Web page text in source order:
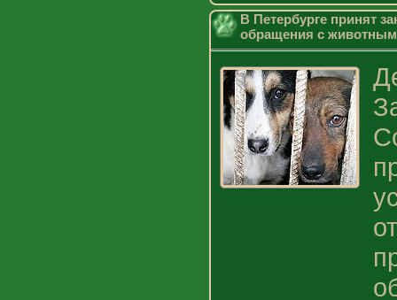
В Петербурге принят
обращения с